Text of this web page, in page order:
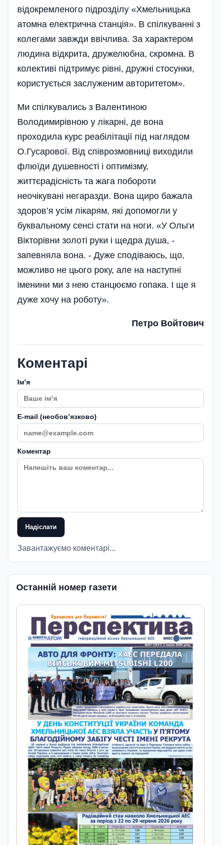
відокремленого підрозді­лу «Хмельницька
атомна електрична станція». В спілкуванні з
колегами завжди ввічлива. За характером
людина відкрита, дружелюбна, скромна. В
колективі підтримує рівні, дружні стосунки,
користується заслуженим авторитетом».
Ми спілкувались з Валентиною
Володимирівною у лікарні, де вона
проходила курс реабілітації під наглядом
О.Гусарової. Від співрозмовниці виходили
флюїди душевності і оптимізму,
життєрадісність та жага побороти
неочікувані негаразди. Вона щиро бажала
здоров’я усім лі­карям, які допомогли у
буквальному сенсі стати на ноги. «У Ольги
Вікто­рівни золоті руки і щедра душа, -
запевняла вона. - Дуже сподіваюсь, що,
можливо не цього року, але на наступні
іменини ми з нею станцюємо гопака. І ще я
дуже хочу на роботу»­.
Петро Войтович
Коментарі
Імʼя
E-mail (необовʼязково)
Коментар
Надіслати
Завантажуємо коментарі...
Останній номер газети